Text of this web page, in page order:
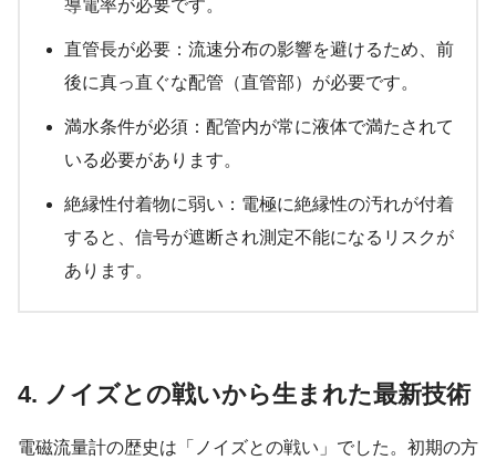
導電率が必要です。
直管長が必要：流速分布の影響を避けるため、前
後に真っ直ぐな配管（直管部）が必要です。
満水条件が必須：配管内が常に液体で満たされて
いる必要があります。
絶縁性付着物に弱い：電極に絶縁性の汚れが付着
すると、信号が遮断され測定不能になるリスクが
あります。
4. ノイズとの戦いから生まれた最新技術
電磁流量計の歴史は「ノイズとの戦い」でした。初期の方